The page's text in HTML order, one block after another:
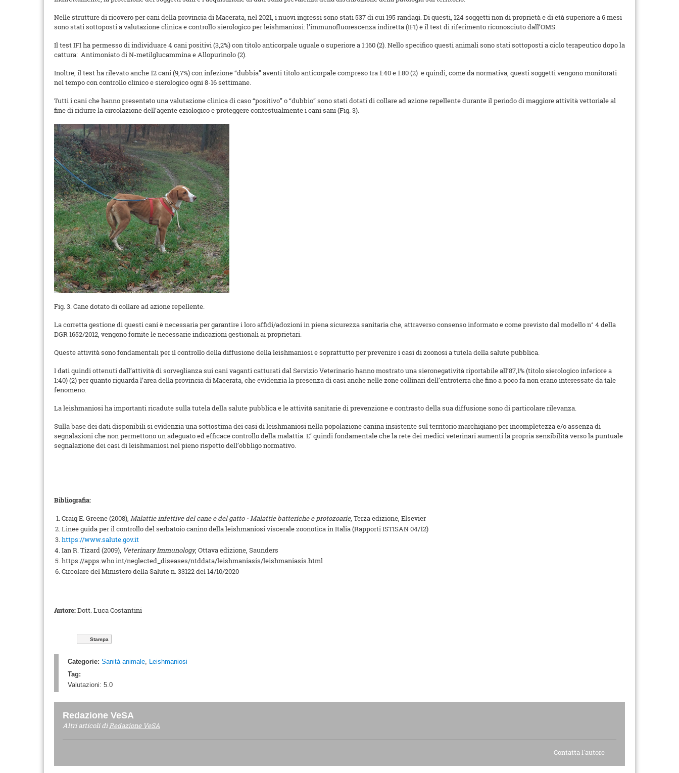
Nelle strutture di ricovero per cani della provincia di Macerata, nel 2021, i nuovi ingressi sono stati 537 di cui 195 randagi. Di questi, 124 soggetti non di proprietà e di età superiore a 6 mesi
sono stati sottoposti a valutazione clinica e controllo sierologico per leishmaniosi: l’immunofluorescenza indiretta (IFI) è il test di riferimento riconosciuto dall’OMS.
Il test IFI ha permesso di individuare 4 cani positivi (3,2%) con titolo anticorpale uguale o superiore a 1:160 (2). Nello specifico questi animali sono stati sottoposti a ciclo terapeutico dopo la
cattura: Antimoniato di N-metilglucammina e Allopurinolo (2).
Inoltre, il test ha rilevato anche 12 cani (9,7%) con infezione “dubbia” aventi titolo anticorpale compreso tra 1:40 e 1:80 (2) e quindi, come da normativa, questi soggetti vengono monitorati
nel tempo con controllo clinico e sierologico ogni 8-16 settimane.
Tutti i cani che hanno presentato una valutazione clinica di caso “positivo” o “dubbio” sono stati dotati di collare ad azione repellente durante il periodo di maggiore attività vettoriale al
fine di ridurre la circolazione dell’agente eziologico e proteggere contestualmente i cani sani (Fig. 3).
Fig. 3. Cane dotato di collare ad azione repellente.
La corretta gestione di questi cani è necessaria per garantire i loro affidi/adozioni in piena sicurezza sanitaria che, attraverso consenso informato e come previsto dal modello n° 4 della
DGR 1652/2012, vengono fornite le necessarie indicazioni gestionali ai proprietari.
Queste attività sono fondamentali per il controllo della diffusione della leishmaniosi e soprattutto per prevenire i casi di zoonosi a tutela della salute pubblica.
I dati quindi ottenuti dall’attività di sorveglianza sui cani vaganti catturati dal Servizio Veterinario hanno mostrato una sieronegatività riportabile all’87,1% (titolo sierologico inferiore a
1:40) (2) per quanto riguarda l’area della provincia di Macerata, che evidenzia la presenza di casi anche nelle zone collinari dell’entroterra che fino a poco fa non erano interessate da tale
fenomeno.
La leishmaniosi ha importanti ricadute sulla tutela della salute pubblica e le attività sanitarie di prevenzione e contrasto della sua diffusione sono di particolare rilevanza.
Sulla base dei dati disponibili si evidenzia una sottostima dei casi di leishmaniosi nella popolazione canina insistente sul territorio marchigiano per incompletezza e/o assenza di
segnalazioni che non permettono un adeguato ed efficace controllo della malattia. E’ quindi fondamentale che la rete dei medici veterinari aumenti la propria sensibilità verso la puntuale
segnalazione dei casi di leishmaniosi nel pieno rispetto dell’obbligo normativo.
Bibliografia:
Craig E. Greene (2008), Malattie infettive del cane e del gatto - Malattie batteriche e protozoarie, Terza edizione, Elsevier
Linee guida per il controllo del serbatoio canino della leishmaniosi viscerale zoonotica in Italia (Rapporti ISTISAN 04/12)
https://www.salute.gov.it
Ian R. Tizard (2009), Veterinary Immunology, Ottava edizione, Saunders
https://apps.who.int/neglected_diseases/ntddata/leishmaniasis/leishmaniasis.html
Circolare del Ministero della Salute n. 33122 del 14/10/2020
Autore:Dott. Luca Costantini
Stampa
Categorie: Sanità animale, Leishmaniosi
Tag:
Valutazioni: 5.0
Redazione VeSA
Altri articoli diRedazione VeSA
Contatta l'autore